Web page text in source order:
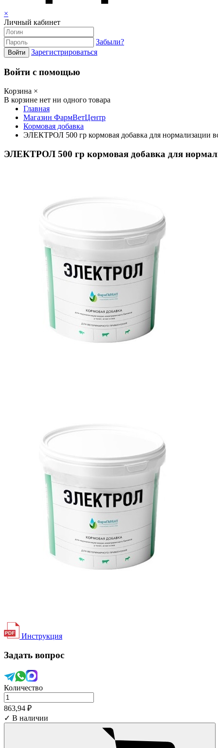
×
Личный кабинет
Забыли?
Войти Зарегистрироваться
Войти с помощью
Корзина ×
В корзине нет ни одного товара
Главная
Магазин ФармВетЦентр
Кормовая добавка
ЭЛЕКТРОЛ 500 гр кормовая добавка для нормализации
ЭЛЕКТРОЛ 500 гр кормовая добавка для
Инструкция
Задать вопрос
Количество
863,94 ₽
✓ В наличии